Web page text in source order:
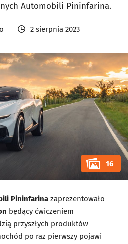
Automobili Pininfarina.
2 sierpnia 2023
16
Pininfarina zaprezentowało
będący ćwiczeniem
przyszłych produktów
po raz pierwszy pojawi